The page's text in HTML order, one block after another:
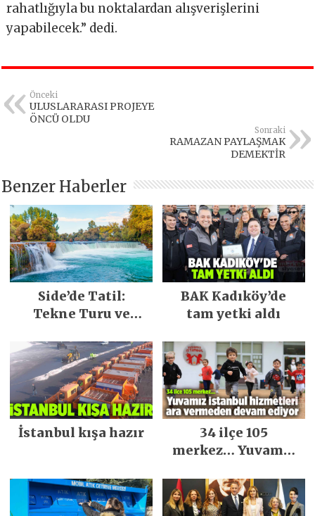
rahatlığıyla bu noktalardan alışverişlerini
yapabilecek.” dedi.
Önceki
ULUSLARARASI PROJEYE
ÖNCÜ OLDU
Sonraki
RAMAZAN PAYLAŞMAK
DEMEKTİR
Benzer Haberler
Side’de Tatil:
Tekne Turu ve
BAK Kadıköy’de
tam yetki aldı
İstanbul kışa hazır
34 ilçe 105
merkez… Yuvamız
ara vermeden
devam ediyor